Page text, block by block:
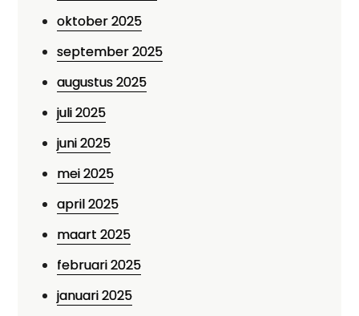
oktober 2025
september 2025
augustus 2025
juli 2025
juni 2025
mei 2025
april 2025
maart 2025
februari 2025
januari 2025